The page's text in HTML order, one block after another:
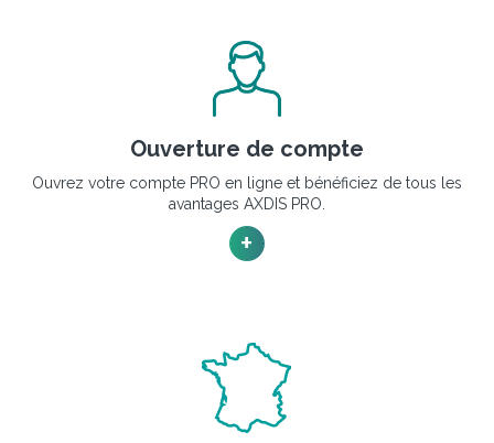
Ouverture de compte
Ouvrez votre compte PRO en ligne et bénéficiez de tous les
avantages AXDIS PRO.
+